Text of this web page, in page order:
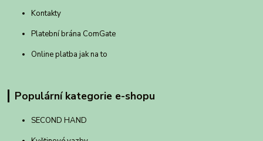
Kontakty
Platební brána ComGate
Online platba jak na to
Populární kategorie e-shopu
SECOND HAND